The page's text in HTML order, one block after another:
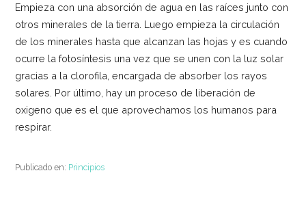
Empieza con una absorción de agua en las raíces junto con
otros minerales de la tierra. Luego empieza la circulación
de los minerales hasta que alcanzan las hojas y es cuando
ocurre la fotosíntesis una vez que se unen con la luz solar
gracias a la clorofila, encargada de absorber los rayos
solares. Por último, hay un proceso de liberación de
oxigeno que es el que aprovechamos los humanos para
respirar.
Publicado en: Principios